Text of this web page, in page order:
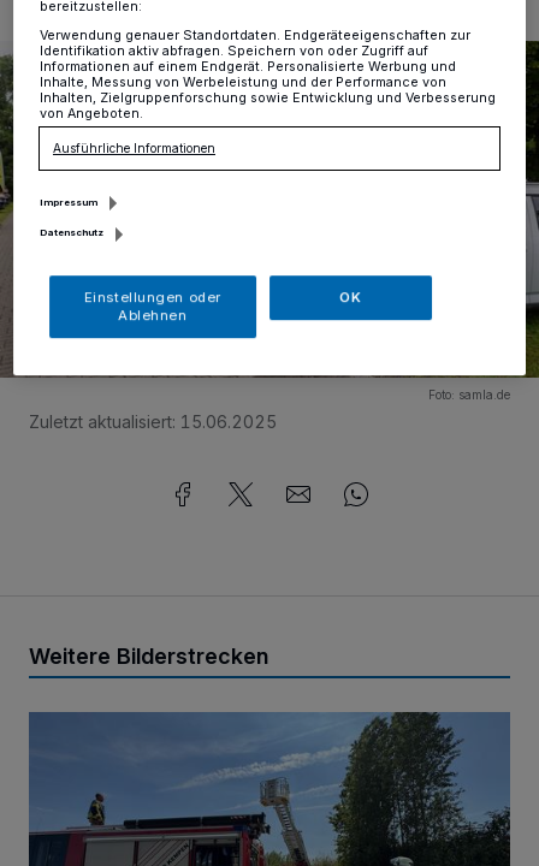
Foto: samla.de
Zuletzt aktualisiert: 15.06.2025
Weitere Bilderstrecken
bereitzustellen:
Verwendung genauer Standortdaten. Endgeräteeigenschaften zur
Identifikation aktiv abfragen. Speichern von oder Zugriff auf
Informationen auf einem Endgerät. Personalisierte Werbung und
Inhalte, Messung von Werbeleistung und der Performance von
Inhalten, Zielgruppenforschung sowie Entwicklung und Verbesserung
von Angeboten.
Ausführliche Informationen
Impressum
Datenschutz
Einstellungen oder
Ablehnen
OK